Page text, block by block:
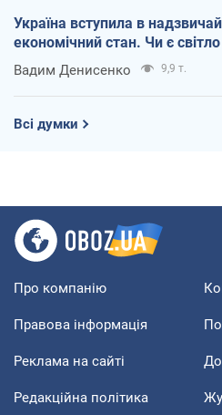
Україна вступила в
економічний стан. Чи є
Вадим Денисенко 9,9 т.
Всі думки
Про компанію
Правова інформація
Реклама на сайті
Редакційна політика